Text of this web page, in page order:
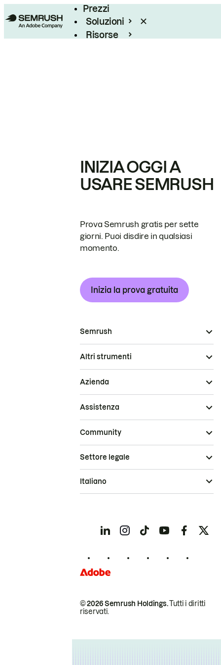
Prezzi
Soluzioni
Risorse
INIZIA OGGI A
USARE SEMRUSH
Prova Semrush gratis per sette
giorni. Puoi disdire in qualsiasi
momento.
Inizia la prova gratuita
Semrush
Altri strumenti
Azienda
Assistenza
Community
© 2026 Semrush Holdings.Tutti i diritti
riservati.
Settore legale
Italiano